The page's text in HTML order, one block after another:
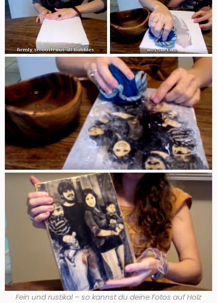
Fein und rustikal – so kannst du deine Fotos auf Holz